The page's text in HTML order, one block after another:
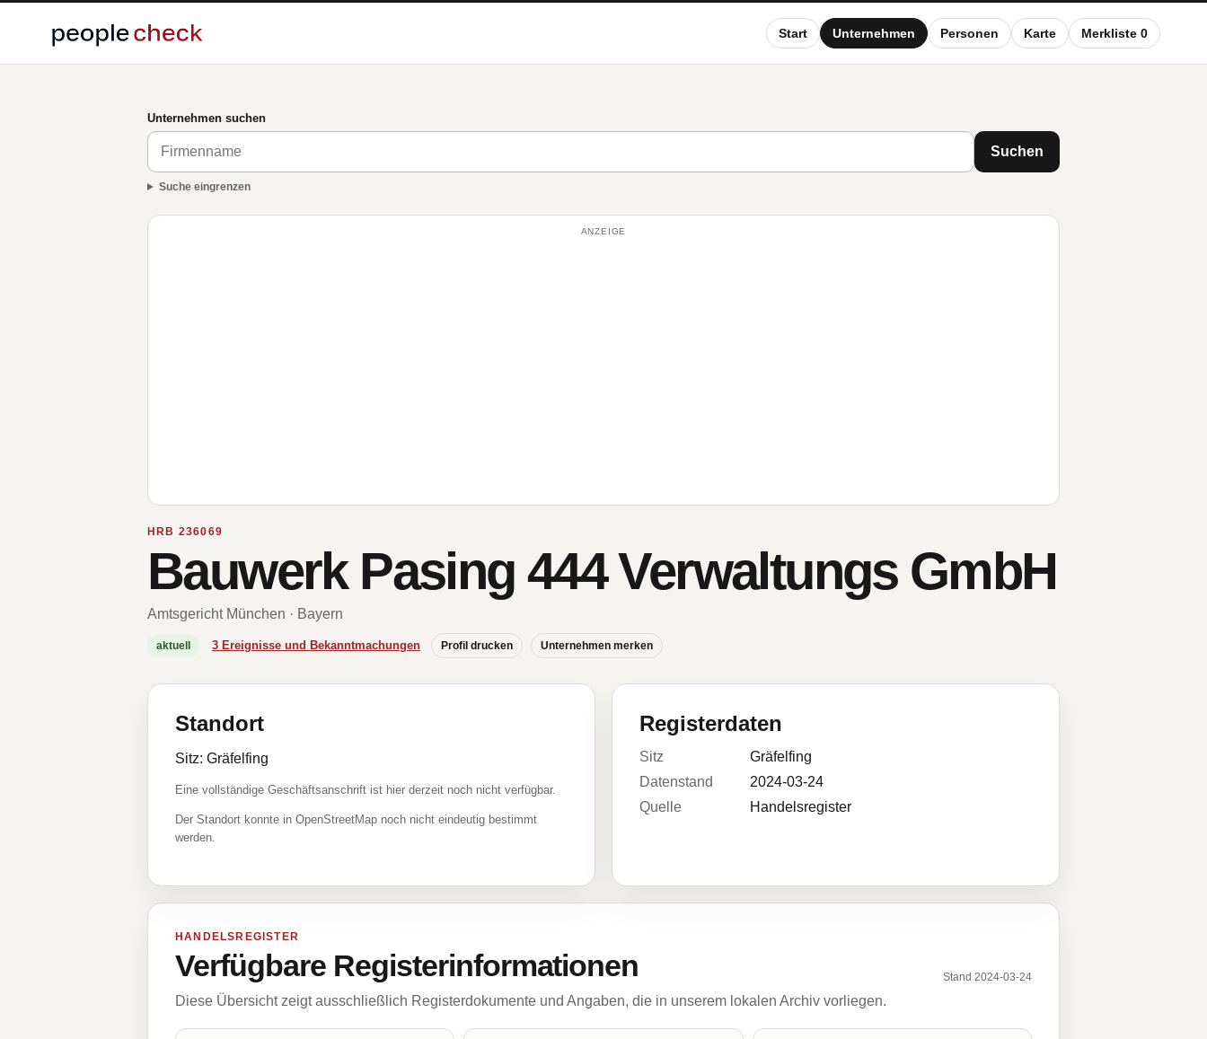
Start Unternehmen Personen Karte Merkliste 0
Unternehmen suchen
Suchen
Suche eingrenzen
ANZEIGE
HRB 236069
Bauwerk Pasing 444 Verwaltungs GmbH
Amtsgericht München · Bayern
aktuell 3 Ereignisse und Bekanntmachungen Profil drucken Unternehmen merken
Standort
Sitz: Gräfelfing
Eine vollständige Geschäftsanschrift ist hier derzeit noch nicht verfügbar.
Der Standort konnte in OpenStreetMap noch nicht eindeutig bestimmt
werden.
Registerdaten
Sitz
Gräfelfing
Datenstand
2024-03-24
Quelle
Handelsregister
HANDELSREGISTER
Verfügbare Registerinformationen Stand 2024-03-24
Diese Übersicht zeigt ausschließlich Registerdokumente und Angaben, die in unserem lokalen Archiv vorliegen.